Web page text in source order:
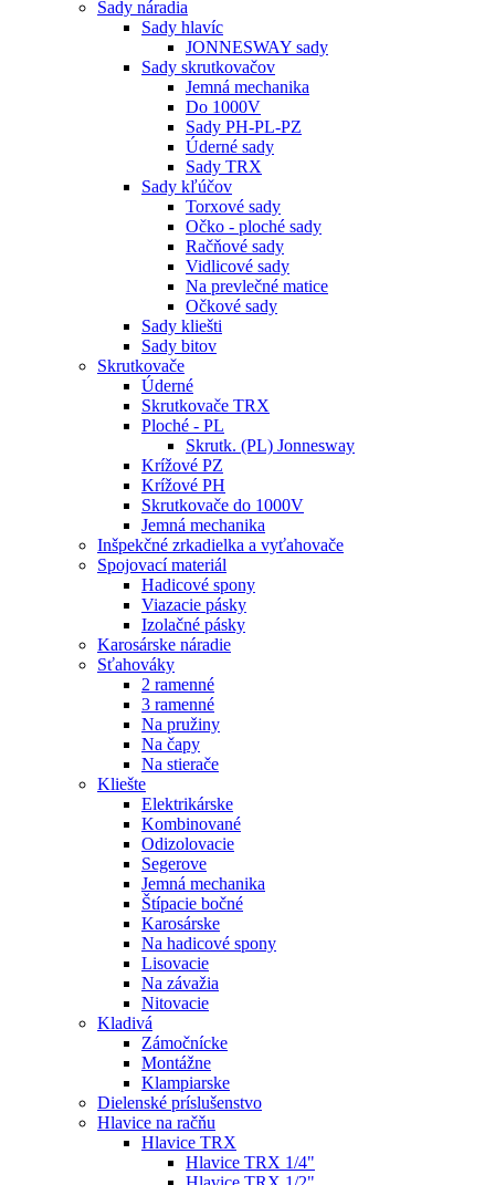
Sady náradia
Sady hlavíc
JONNESWAY sady
Sady skrutkovačov
Jemná mechanika
Do 1000V
Sady PH-PL-PZ
Úderné sady
Sady TRX
Sady kľúčov
Torxové sady
Očko - ploché sady
Račňové sady
Vidlicové sady
Na prevlečné matice
Očkové sady
Sady kliešti
Sady bitov
Skrutkovače
Úderné
Skrutkovače TRX
Ploché - PL
Skrutk. (PL) Jonnesway
Krížové PZ
Krížové PH
Skrutkovače do 1000V
Jemná mechanika
Inšpekčné zrkadielka a vyťahovače
Spojovací materiál
Hadicové spony
Viazacie pásky
Izolačné pásky
Karosárske náradie
Sťahováky
2 ramenné
3 ramenné
Na pružiny
Na čapy
Na stierače
Kliešte
Elektrikárske
Kombinované
Odizolovacie
Segerove
Jemná mechanika
Štípacie bočné
Karosárske
Na hadicové spony
Lisovacie
Na závažia
Nitovacie
Kladivá
Zámočnícke
Montážne
Klampiarske
Dielenské príslušenstvo
Hlavice na račňu
Hlavice TRX
Hlavice TRX 1/4"